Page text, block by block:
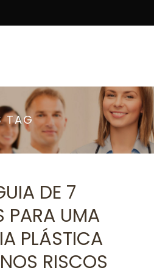
TAG
DE 7
PARA UMA
PLÁSTICA
RISCOS